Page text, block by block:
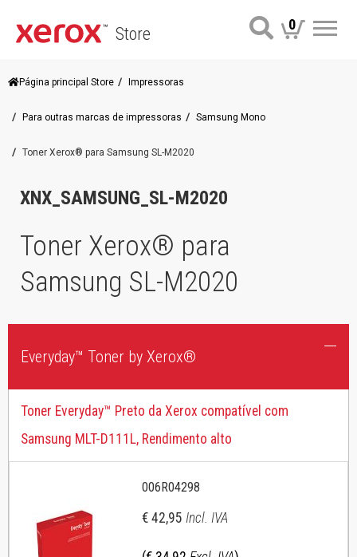
Store 0
Página principal Store Impressoras
Para outras marcas de impressoras Samsung Mono
Toner Xerox® para Samsung SL-M2020
XNX_SAMSUNG_SL-M2020
Toner Xerox® para
Samsung SL-M2020
Everyday™ Toner by Xerox®
Toner Everyday™ Preto da Xerox compatível com
Samsung MLT-D111L, Rendimento alto
006R04298
€ 42,95 Incl. IVA